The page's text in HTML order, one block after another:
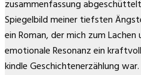
zusammenfassung
Spiegelbild meiner tiefsten
ein Roman, der mich zum
emotionale Resonanz ein
kindle Geschichtenerzählung war.